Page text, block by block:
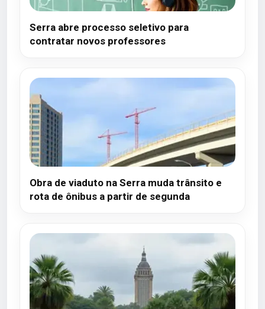
Serra abre processo seletivo para
contratar novos professores
Obra de viaduto na Serra muda trânsito e
rota de ônibus a partir de segunda